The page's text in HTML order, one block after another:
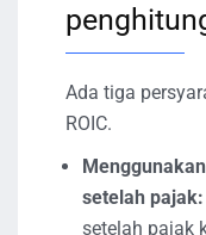
Ada tiga
ROIC.
setelah pajak:
setelah pajak